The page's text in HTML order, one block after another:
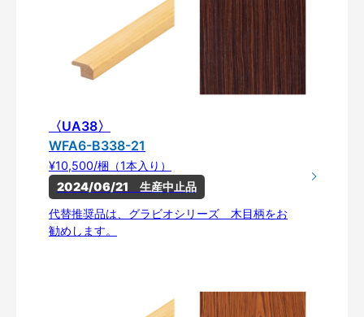
〈UA38〉
WFA6-B338-21
¥10,500/梱（1本入り）
2024/06/21　生産中止品
代替推奨品は、グラビオシリーズ 木目柄をお
勧めします。